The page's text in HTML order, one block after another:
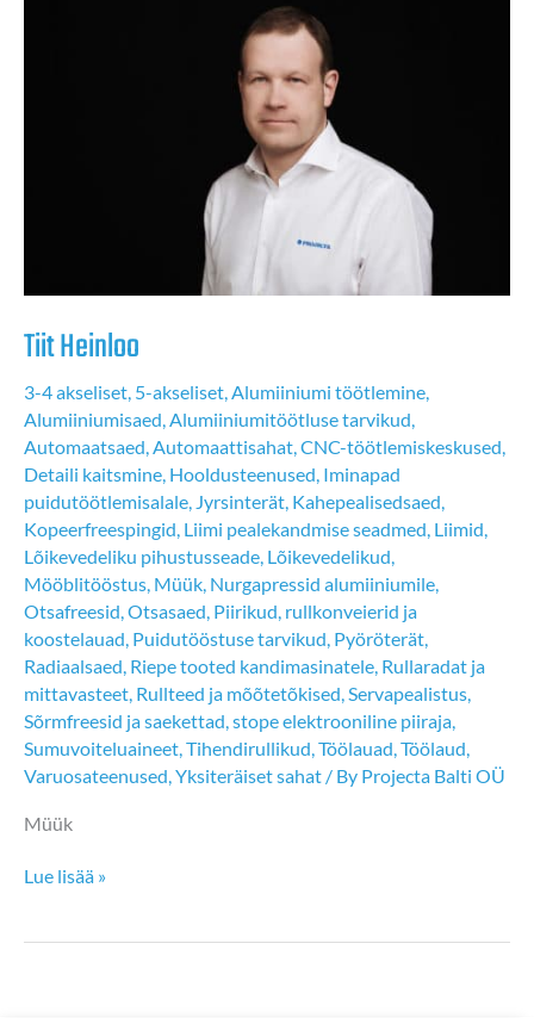
Tiit Heinloo
3-4 akseliset 5-akseliset Alumiiniumi töötlemine
Alumiiniumisaed Alumiiniumitöötluse tarvikud
Automaatsaed Automaattisahat CNC-töötlemiskeskused
Detaili kaitsmine Hooldusteenused Iminapad
puidutöötlemisalale Jyrsinterät Kahepealisedsaed
Kopeerfreespingid Liimi pealekandmise seadmed Liimid
Lõikevedeliku pihustusseade Lõikevedelikud
Mööblitööstus Müük Nurgapressid alumiiniumile
Otsafreesid Otsasaed Piirikud, rullkonveierid ja
koostelauad Puidutööstuse tarvikud Pyöröterät
Radiaalsaed Riepe tooted kandimasinatele Rullaradat ja
mittavasteet Rullteed ja mõõtetõkised Servapealistus
Sõrmfreesid ja saekettad stope elektrooniline piiraja
Sumuvoiteluaineet Tihendirullikud Töölauad Töölaud
Varuosateenused Yksiteräiset sahat / By Projecta Balti OÜ
Müük
Tiit
Lue lisää »